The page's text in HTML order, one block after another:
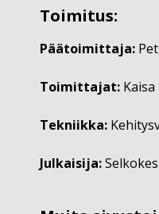
Toimitus:
Päätoimittaja:
Toimittajat:
Tekniikka:
Julkaisija: